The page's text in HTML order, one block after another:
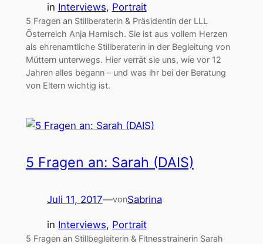
in Interviews, Portrait
5 Fragen an Stillberaterin & Präsidentin der LLL
Österreich Anja Harnisch. Sie ist aus vollem Herzen
als ehrenamtliche Stillberaterin in der Begleitung von
Müttern unterwegs. Hier verrät sie uns, wie vor 12
Jahren alles begann – und was ihr bei der Beratung
von Eltern wichtig ist.
5 Fragen an: Sarah (DAIS)
Juli 11, 2017—vonSabrina
in Interviews, Portrait
5 Fragen an Stillbegleiterin & Fitnesstrainerin Sarah